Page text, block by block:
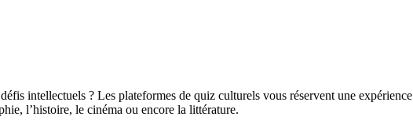
intellectuels ? Les plateformes de quiz culturels vous réservent une expérience
l’histoire, le cinéma ou encore la littérature.